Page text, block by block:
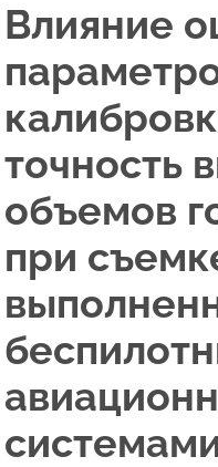
Влияние
точность
объемов
при